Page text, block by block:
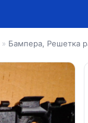
» Бампера, Решетка